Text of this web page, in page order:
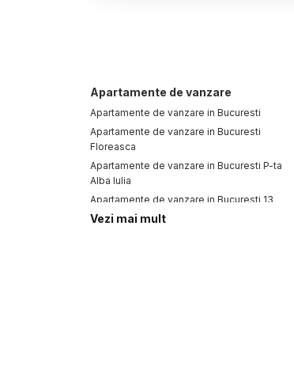
Apartamente de vanzare
Apartamente de vanzare in Bucuresti
Apartamente de vanzare in Bucuresti
Floreasca
Apartamente de vanzare in Bucuresti P-ta
Alba Iulia
Apartamente de vanzare in Bucuresti 13
Septembrie
Vezi mai mult